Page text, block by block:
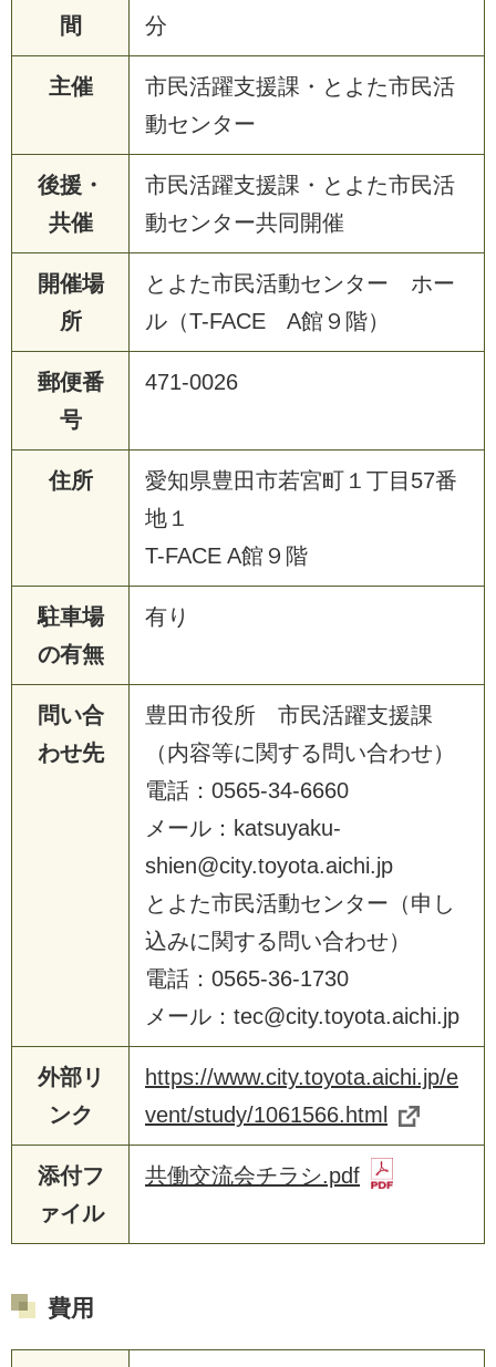
間
分
主催
市民活躍支援課・とよた市民活
動センター
後援・
共催
市民活躍支援課・とよた市民活
動センター共同開催
開催場
所
とよた市民活動センター ホー
ル（T-FACE A館９階）
郵便番
号
471-0026
住所
愛知県豊田市若宮町１丁目57番
地１
T-FACE A館９階
駐車場
の有無
有り
問い合
わせ先
豊田市役所 市民活躍支援課
（内容等に関する問い合わせ）
電話：0565-34-6660
メール：katsuyaku-
shien@city.toyota.aichi.jp
とよた市民活動センター（申し
込みに関する問い合わせ）
電話：0565-36-1730
メール：tec@city.toyota.aichi.jp
外部リ
ンク
https://www.city.toyota.aichi.jp/e
vent/study/1061566.html
添付フ
ァイル
共働交流会チラシ.pdf
費用